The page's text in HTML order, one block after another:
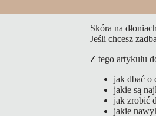
Skóra na
Jeśli chcesz
Z tego artykułu
jak dbać o
jakie są
jak zrobić
jakie